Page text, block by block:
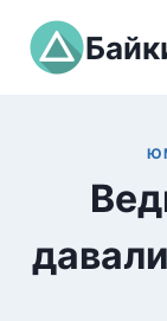
Перейти
содержимому